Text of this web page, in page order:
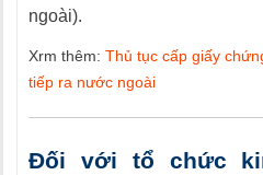
ngoài).
Xrm thêm: Thủ tục cấp giấy
tiếp ra nước ngoài
Đối với tổ chức